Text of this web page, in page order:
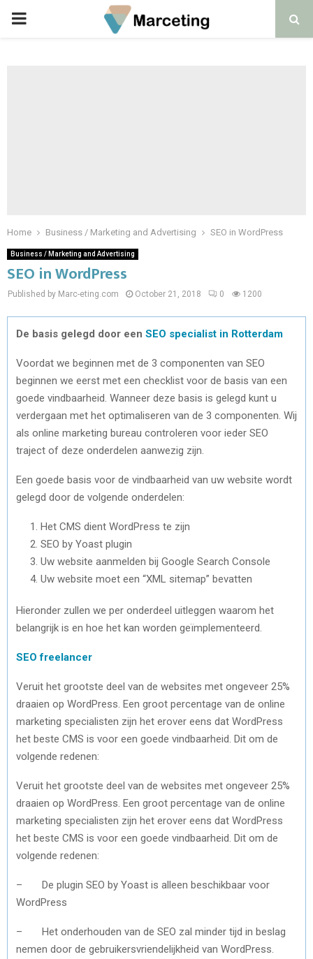
PRIMARY
Home Business / Marketing and Advertising SEO in WordPress
Business / Marketing and Advertising
SEO in WordPress
Published by Marc-eting.com October 21, 2018 0 1200
De basis gelegd door een SEO specialist in Rotterdam
Voordat we beginnen met de 3 componenten van SEO
beginnen we eerst met een checklist voor de basis van een
goede vindbaarheid. Wanneer deze basis is gelegd kunt u
verdergaan met het optimaliseren van de 3 componenten. Wij
als online marketing bureau controleren voor ieder SEO
traject of deze onderdelen aanwezig zijn.
Een goede basis voor de vindbaarheid van uw website wordt
gelegd door de volgende onderdelen:
Het CMS dient WordPress te zijn
SEO by Yoast plugin
Uw website aanmelden bij Google Search Console
Uw website moet een “XML sitemap” bevatten
Hieronder zullen we per onderdeel uitleggen waarom het
belangrijk is en hoe het kan worden geïmplementeerd.
SEO freelancer
Veruit het grootste deel van de websites met ongeveer 25%
draaien op WordPress. Een groot percentage van de online
marketing specialisten zijn het erover eens dat WordPress
het beste CMS is voor een goede vindbaarheid. Dit om de
volgende redenen:
Veruit het grootste deel van de websites met ongeveer 25%
draaien op WordPress. Een groot percentage van de online
marketing specialisten zijn het erover eens dat WordPress
het beste CMS is voor een goede vindbaarheid. Dit om de
volgende redenen:
– De plugin SEO by Yoast is alleen beschikbaar voor
WordPress
– Het onderhouden van de SEO zal minder tijd in beslag
nemen door de gebruikersvriendelijkheid van WordPress.